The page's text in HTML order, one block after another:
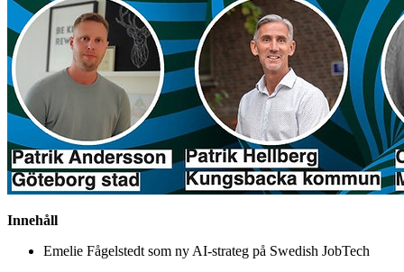
Innehåll
Emelie Fågelstedt som ny AI-strateg på Swedish JobTech